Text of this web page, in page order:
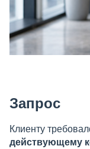
Запрос
Клиенту
действующему